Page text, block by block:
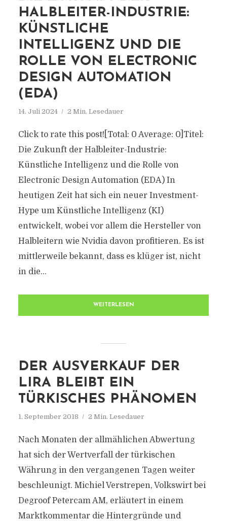
HALBLEITER-INDUSTRIE:
KÜNSTLICHE
INTELLIGENZ UND DIE
ROLLE VON ELECTRONIC
DESIGN AUTOMATION
(EDA)
14. Juli 2024 2 Min. Lesedauer
Click to rate this post![Total: 0 Average: 0]Titel:
Die Zukunft der Halbleiter-Industrie:
Künstliche Intelligenz und die Rolle von
Electronic Design Automation (EDA) In
heutigen Zeit hat sich ein neuer Investment-
Hype um Künstliche Intelligenz (KI)
entwickelt, wobei vor allem die Hersteller von
Halbleitern wie Nvidia davon profitieren. Es ist
mittlerweile bekannt, dass es klüger ist, nicht
in die...
WEITERLESEN
DER AUSVERKAUF DER
LIRA BLEIBT EIN
TÜRKISCHES PHÄNOMEN
1. September 2018 2 Min. Lesedauer
Nach Monaten der allmählichen Abwertung
hat sich der Wertverfall der türkischen
Währung in den vergangenen Tagen weiter
beschleunigt. Michiel Verstrepen, Volkswirt bei
Degroof Petercam AM, erläutert in einem
Marktkommentar die Hintergründe und